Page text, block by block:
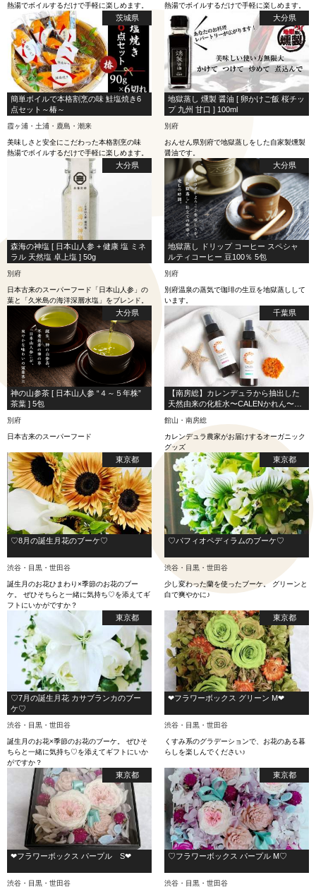
熱湯でボイルするだけで手軽に楽しめます。
熱湯でボイルするだけで手軽に楽しめます。
茨城県
簡単ボイルで本格割烹の味 鮭塩焼き6
点セット～椿～
霞ヶ浦・土浦・鹿島・潮来
美味しさと安全にこだわった本格割烹の味
熱湯でボイルするだけで手軽に楽しめます。
大分県
地獄蒸し 燻製 醤油 [ 卵かけご飯 桜チッ
プ 九州 甘口 ] 100ml
別府
おんせん県別府で地獄蒸しをした自家製燻製
醤油です。
大分県
森海の神塩 [ 日本山人参 + 健康 塩 ミネ
ラル 天然塩 卓上塩 ] 50g
別府
日本古来のスーパーフード「日本山人参」の
葉と「久米島の海洋深層水塩」をブレンド。
大分県
地獄蒸し ドリップ コーヒー スペシャ
ルティコーヒー 豆100％ 5包
別府
別府温泉の蒸気で珈琲の生豆を地獄蒸しして
います。
大分県
神の山参茶 [ 日本山人参 “４～５年株”
茶葉 ] 5包
別府
日本古来のスーパーフード
千葉県
【南房総】カレンデュラから抽出した
天然由来の化粧水〜CALENかれん〜ア
館山・南房総
カレンデュラ農家がお届けするオーガニック
グッズ
東京都
♡8月の誕生月花のブーケ♡
渋谷・目黒・世田谷
誕生月のお花ひまわり×季節のお花のブー
ケ。 ぜひそちらと一緒に気持ち♡を添えてギ
フトにいかがですか？
東京都
♡パフィオペディラムのブーケ♡
渋谷・目黒・世田谷
少し変わった蘭を使ったブーケ。 グリーンと
白で爽やかに♪
東京都
♡7月の誕生月花 カサブランカのブー
ケ♡
渋谷・目黒・世田谷
誕生月のお花×季節のお花のブーケ。 ぜひそ
ちらと一緒に気持ち♡を添えてギフトにいか
がですか？
東京都
❤︎フラワーボックス グリーン M❤︎
渋谷・目黒・世田谷
くすみ系のグラデーションで、お花のある暮
らしを楽しんでください♪
東京都
❤︎フラワーボックス パープル S❤︎
渋谷・目黒・世田谷
東京都
♡フラワーボックス パープル M♡
渋谷・目黒・世田谷